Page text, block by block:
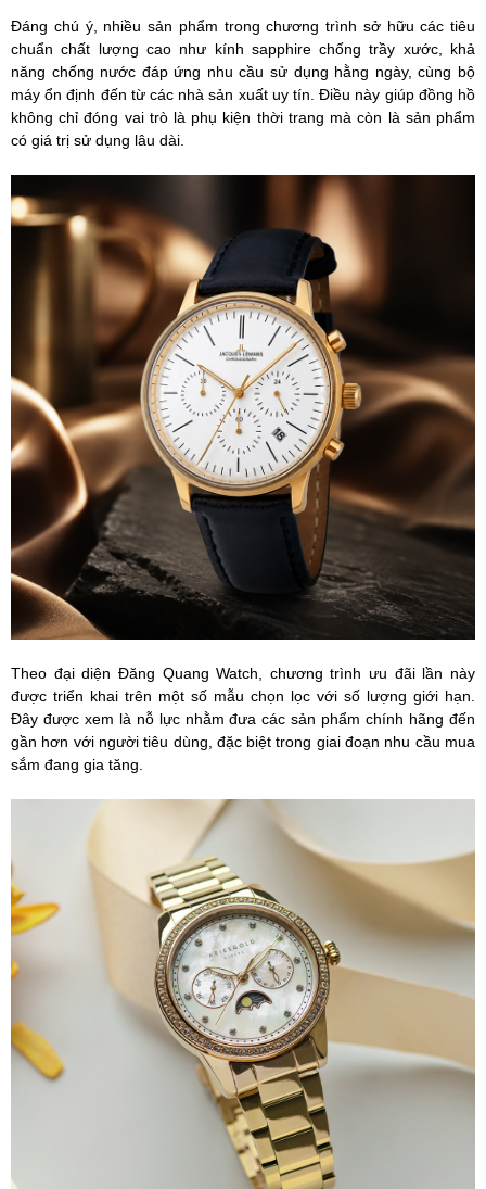
Đáng chú ý, nhiều sản phẩm trong chương trình sở hữu các tiêu
chuẩn chất lượng cao như kính sapphire chống trầy xước, khả
năng chống nước đáp ứng nhu cầu sử dụng hằng ngày, cùng bộ
máy ổn định đến từ các nhà sản xuất uy tín. Điều này giúp đồng hồ
không chỉ đóng vai trò là phụ kiện thời trang mà còn là sản phẩm
có giá trị sử dụng lâu dài.
Theo đại diện Đăng Quang Watch, chương trình ưu đãi lần này
được triển khai trên một số mẫu chọn lọc với số lượng giới hạn.
Đây được xem là nỗ lực nhằm đưa các sản phẩm chính hãng đến
gần hơn với người tiêu dùng, đặc biệt trong giai đoạn nhu cầu mua
sắm đang gia tăng.